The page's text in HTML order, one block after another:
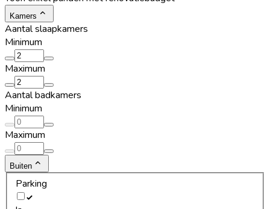
Kamers
Aantal slaapkamers
Minimum
Maximum
Aantal badkamers
Minimum
Maximum
Buiten
Parking